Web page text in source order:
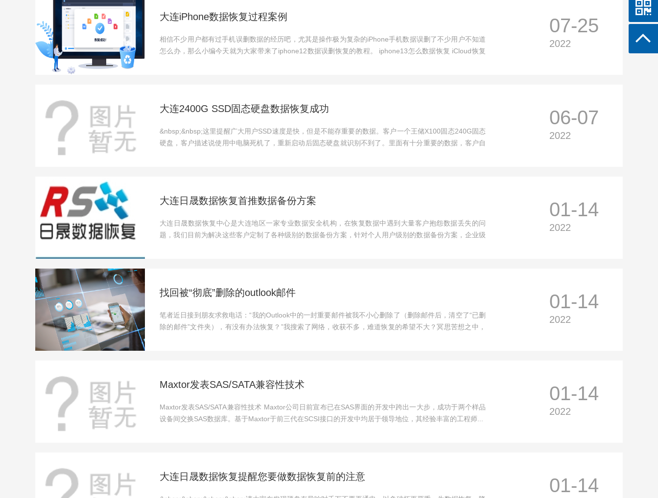
07-25
2022
大连iPhone数据恢复过程案例
相信不少用户都有过手机误删数据的经历吧，尤其是操作极为复杂的iPhone手机数据误删了不少用户不知道
怎么办，那么小编今天就为大家带来了iphone12数据误删恢复的教程。 iphone13怎么数据恢复 iCloud恢复
06-07
2022
大连2400G SSD固态硬盘数据恢复成功
&nbsp;&nbsp;这里提醒广大用户SSD速度是快，但是不能存重要的数据。客户一个王储X100固态240G固态
硬盘，客户描述说使用中电脑死机了，重新启动后固态硬盘就识别不到了。里面有十分重要的数据，客户自
01-14
2022
大连日晟数据恢复首推数据备份方案
大连日晟数据恢复中心是大连地区一家专业数据安全机构，在恢复数据中遇到大量客户抱怨数据丢失的问
题，我们目前为解决这些客户定制了各种级别的数据备份方案，针对个人用户级别的数据备份方案，企业级
01-14
2022
找回被“彻底”删除的outlook邮件
笔者近日接到朋友求救电话：“我的Outlook中的一封重要邮件被我不小心删除了（删除邮件后，清空了“已删
除的邮件”文件夹），有没有办法恢复？”我搜索了网络，收获不多，难道恢复的希望不大？冥思苦想之中，
01-14
2022
Maxtor发表SAS/SATA兼容性技术
Maxtor发表SAS/SATA兼容性技术 Maxtor公司日前宣布已在SAS界面的开发中跨出一大步，成功于两个样品
设备间交换SAS数据库。基于Maxtor于前三代在SCSI接口的开发中均居于领导地位，其经验丰富的工程师...
01-14
大连日晟数据恢复提醒您要做数据恢复前的注意